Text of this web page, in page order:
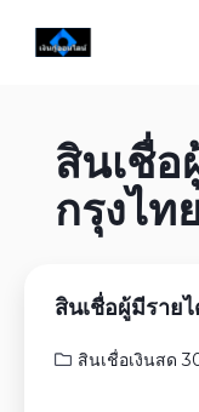
สินเชื่อ
กรุงไท
สินเชื่อผู้มีราย
สินเชื่อเงินสด